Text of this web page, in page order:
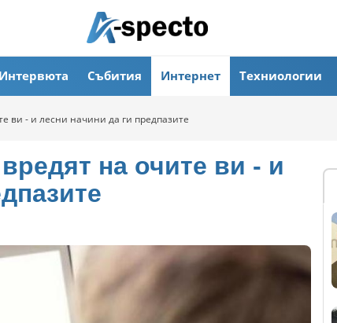
Интервюта Събития Интернет Техниологии
ви - и лесни начини да ги предпазите
на очите ви - и